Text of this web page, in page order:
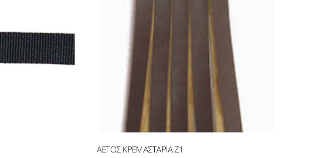
ΑΕΤΟΣ ΚΡΕΜΑΣΤΑΡΙΑ Ζ1